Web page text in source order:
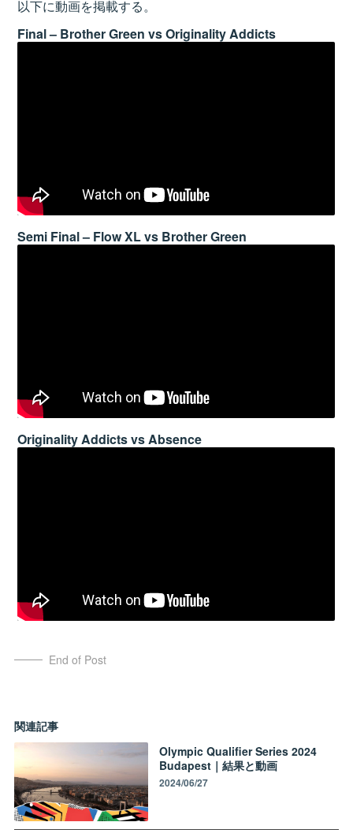
以下に動画を掲載する。
Final – Brother Green vs Originality Addicts
Semi Final – Flow XL vs Brother Green
Originality Addicts vs Absence
End of Post
関連記事
Olympic Qualifier Series 2024
Budapest｜結果と動画
2024/06/27